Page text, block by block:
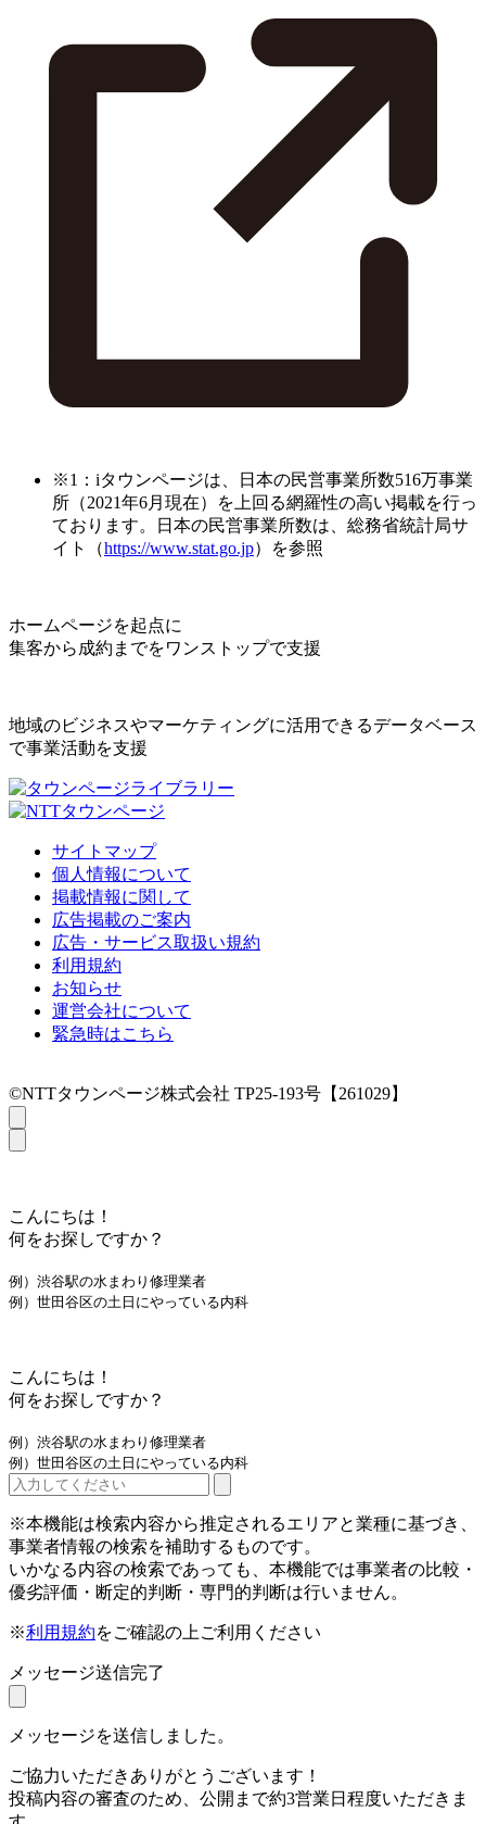
※1：iタウンページは、日本の民営事業所数516万事業
所（2021年6月現在）を上回る網羅性の高い掲載を行っ
ております。日本の民営事業所数は、総務省統計局サ
イト（https://www.stat.go.jp）を参照
ホームページを起点に
集客から成約までをワンストップで支援
地域のビジネスやマーケティングに活用できるデータベース
で事業活動を支援
サイトマップ
個人情報について
掲載情報に関して
広告掲載のご案内
広告・サービス取扱い規約
利用規約
お知らせ
運営会社について
緊急時はこちら
©NTTタウンページ株式会社 TP25-193号【261029】
こんにちは！
何をお探しですか？
例）渋谷駅の水まわり修理業者
例）世田谷区の土日にやっている内科
こんにちは！
何をお探しですか？
例）渋谷駅の水まわり修理業者
例）世田谷区の土日にやっている内科
※本機能は検索内容から推定されるエリアと業種に基づき、
事業者情報の検索を補助するものです。
いかなる内容の検索であっても、本機能では事業者の比較・
優劣評価・断定的判断・専門的判断は行いません。
※利用規約をご確認の上ご利用ください
メッセージ送信完了
メッセージを送信しました。
ご協力いただきありがとうございます！
投稿内容の審査のため、公開まで約3営業日程度いただきま